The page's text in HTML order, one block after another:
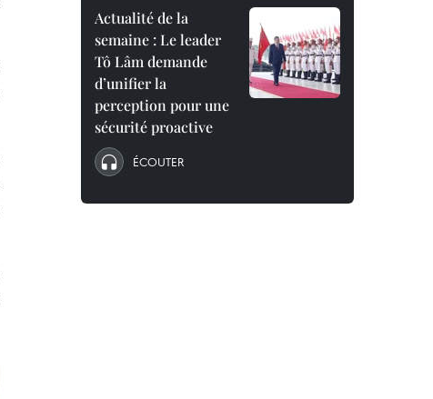
Actualité de la
semaine : Le leader
Tô Lâm demande
d’unifier la
perception pour une
sécurité proactive
ÉCOUTER